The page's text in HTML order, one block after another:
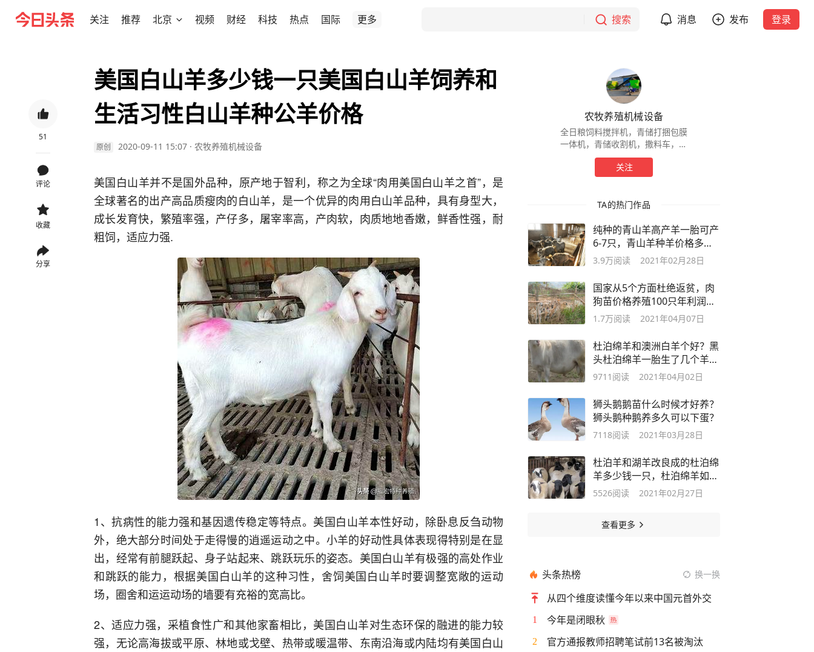
关注 推荐 北京 视频 财经 科技 热点 国际 更多 搜索 消息 发布 登录
51
评论
收藏
分享
美国白山羊多少钱一只美国白山羊饲养和
生活习性白山羊种公羊价格
原创 2020-09-11 15:07 · 农牧养殖机械设备
美国白山羊并不是国外品种，原产地于智利，称之为全球“肉用美国白山羊之首”，是
全球著名的出产高品质瘦肉的白山羊，是一个优异的肉用白山羊品种，具有身型大，
成长发育快，繁殖率强，产仔多，屠宰率高，产肉软，肉质地地香嫩，鲜香性强，耐
粗饲，适应力强.
1、抗病性的能力强和基因遗传稳定等特点。美国白山羊本性好动，除卧息反刍动物
外，绝大部分时间处于走得慢的逍遥运动之中。小羊的好动性具体表现得特别是在显
出，经常有前腿跃起、身子站起来、跳跃玩乐的姿态。美国白山羊有极强的高处作业
和跳跃的能力，根据美国白山羊的这种习性，舍饲美国白山羊时要调整宽敞的运动
场，圈舍和运运动场的墙要有充裕的宽高比。
2、适应力强，采植食性广和其他家畜相比，美国白山羊对生态环保的融进的能力较
强，无论高海拔或平原、林地或戈壁、热带或暖温带、东南沿海或内陆均有美国白山
农牧养殖机械设备
全日粮饲料搅拌机，青储打捆包膜
一体机，青储收割机，撒料车，铡
草揉丝机等
关注
TA的热门作品
纯种的青山羊高产羊一胎可产
6-7只，青山羊种羊价格多少
钱一只
3.9万阅读 2021年02月28日
国家从5个方面杜绝返贫，肉
狗苗价格养殖100只年利润有
多少钱
1.7万阅读 2021年04月07日
杜泊绵羊和澳洲白羊个好？黑
头杜泊绵羊一胎生了几个羊
羔？
9711 阅读 2021年04月02日
狮头鹅鹅苗什么时候才好养？
狮头鹅种鹅养多久可以下蛋？
7118阅读 2021年03月28日
杜泊羊和湖羊改良成的杜泊绵
羊多少钱一只，杜泊绵羊如何
辨别？
5526阅读 2021年02月27日
查看更多
头条热榜 换一换
从四个维度读懂今年以来中国元首外交
1 今年是闭眼秋
2 官方通报教师招聘笔试前13名被淘汰